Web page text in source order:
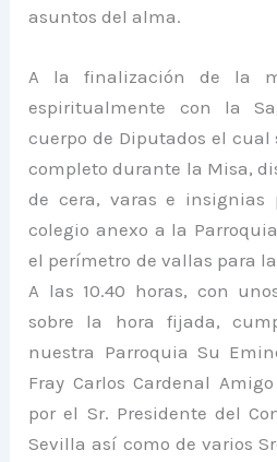
asuntos del alma.
A la finalización de la
espiritualmente con la
cuerpo de Diputados el
completo durante la Misa,
de cera, varas e
colegio anexo a la
el perímetro de vallas para
A las 10.40 horas, con
sobre la hora fijada,
nuestra Parroquia Su
Fray Carlos Cardenal
por el Sr. Presidente del
Sevilla así como de varios